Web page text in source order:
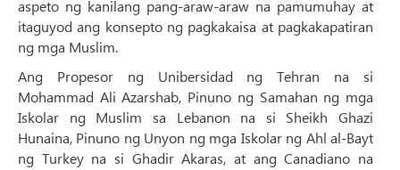
aspeto ng kanilang pang-araw-araw na pamumuhay at
itaguyod ang konsepto ng pagkakaisa at pagkakapatiran
ng mga Muslim.
Ang Propesor ng Unibersidad ng Tehran na si
Mohammad Ali Azarshab, Pinuno ng Samahan ng mga
Iskolar ng Muslim sa Lebanon na si Sheikh Ghazi
Hunaina, Pinuno ng Unyon ng mga Iskolar ng Ahl al-Bayt
ng Turkey na si Ghadir Akaras, at ang Canadiano na